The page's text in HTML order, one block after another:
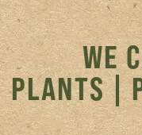
WE
PLANTS |